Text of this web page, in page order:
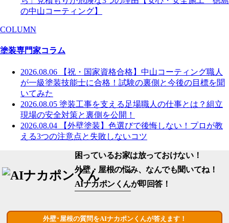
の中山コーティング】
COLUMN
塗装専門家コラム
2026.08.06
【祝・国家資格合格】中山コーティング職人
が一級塗装技能士に合格！試験の裏側と今後の目標を聞
いてみた
2026.08.05 塗装工事を支える足場職人の仕事とは？組立
現場の安全対策と裏側を公開！
2026.08.04
【外壁塗装】色選びで後悔しない！プロが教
える3つの注意点と失敗しないコツ
困っているお家は放っておけない！
外壁・屋根の悩み、なんでも聞いてね！
AIナカポンくんが即回答！
外壁･屋根の質問をAIナカポンくんが答えます！